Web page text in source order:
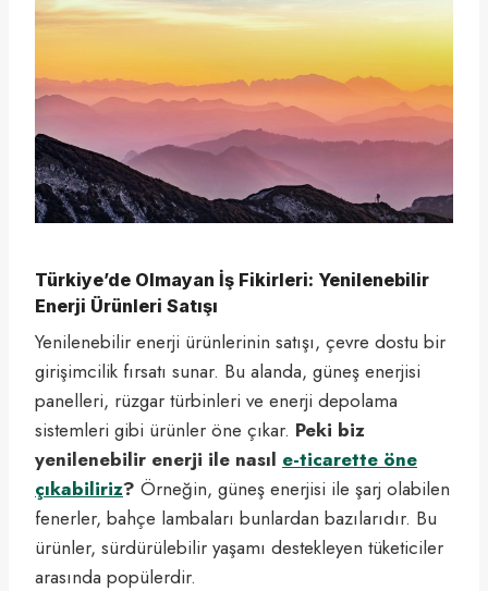
Türkiye’de Olmayan İş Fikirleri: Yenilenebilir
Enerji Ürünleri Satışı
Yenilenebilir enerji ürünlerinin satışı, çevre dostu bir
girişimcilik fırsatı sunar. Bu alanda, güneş enerjisi
panelleri, rüzgar türbinleri ve enerji depolama
sistemleri gibi ürünler öne çıkar. Peki biz
yenilenebilir enerji ile nasıl e-ticarette öne
çıkabiliriz? Örneğin, güneş enerjisi ile şarj olabilen
fenerler, bahçe lambaları bunlardan bazılarıdır. Bu
ürünler, sürdürülebilir yaşamı destekleyen tüketiciler
arasında popülerdir.